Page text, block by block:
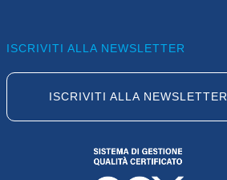
ISCRIVITI ALLA NEWSLETTER
ISCRIVITI ALLA NEWSLETTER